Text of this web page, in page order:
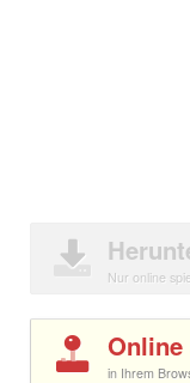
Nur online
in Ihrem